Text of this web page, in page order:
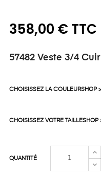
358,00 € TTC
57482 Veste 3/4
CHOISISSEZ LA COULEURSHOP
CHOISISSEZ VOTRE TAILLESHOP
QUANTITÉ